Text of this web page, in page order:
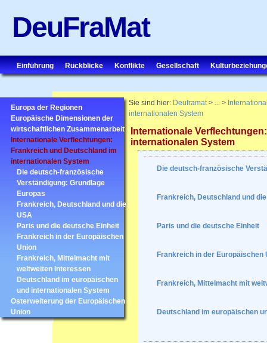
DeuFraMat
Einführung Rückblicke Konflikte Gesellschaft
Europa der Regionen
Europäische Dimensionen der
wirtschaftlichen Zusammenarbeit
Internationale Verflechtungen:
Frankreich und Deutschland im
internationalen System
Die deutsch-französische
Verständigung: Grundlage
Europas
Frankreich, Deutschland und die
USA
Paris und die deutsche Einheit
Frankreich in der Europäischen
Union
Frankreich, Mittelmacht mit
weltweiten Interessen
Deutschland im europäischen
und internationalen System
Osterweiterung der Europäischen
Union
Sie sind hier: Deuframat> ... >
internationalen System
Internationale
internationalen System
Die deutsch-französische
Frankreich, Deutschland und
Paris und die deutsche Einheit
Frankreich in der Europäischen
Frankreich, Mittelmacht mit
Deutschland im europäischen